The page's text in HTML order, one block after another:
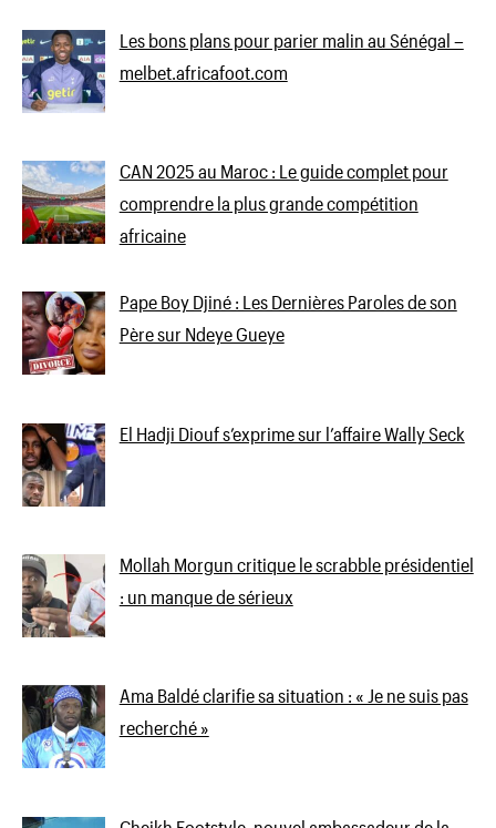
Les bons plans pour parier malin au Sénégal –
melbet.africafoot.com
CAN 2025 au Maroc : Le guide complet pour
comprendre la plus grande compétition
africaine
Pape Boy Djiné : Les Dernières Paroles de son
Père sur Ndeye Gueye
El Hadji Diouf s’exprime sur l’affaire Wally Seck
Mollah Morgun critique le scrabble présidentiel
: un manque de sérieux
Ama Baldé clarifie sa situation : « Je ne suis pas
recherché »